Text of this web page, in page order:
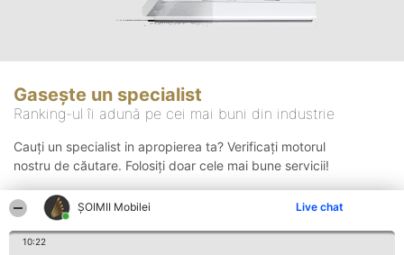
ȘOIMII Mobilei Live chat
10:22
Gasește un specialist
Ranking-ul îi adună pe cei mai buni din industrie
Cauți un specialist in apropierea ta? Verificați motorul
nostru de căutare. Folosiți doar cele mai bune servicii!